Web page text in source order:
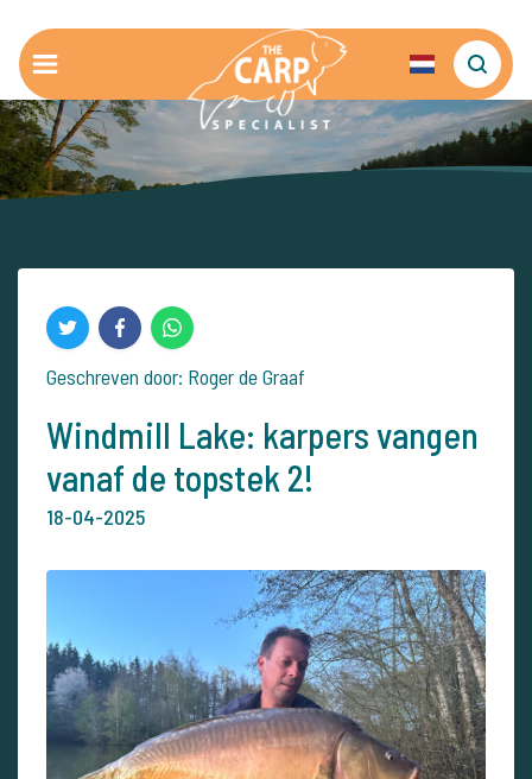
Geschreven door: Roger de Graaf
Windmill Lake: karpers vangen
vanaf de topstek 2!
18-04-2025